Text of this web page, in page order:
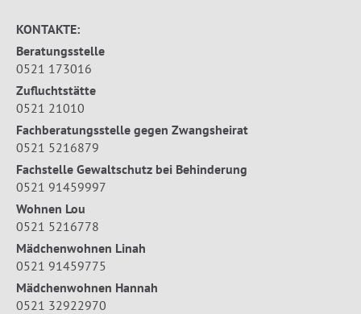
KONTAKTE:
Beratungsstelle
0521 173016
Zufluchtstätte
0521 21010
Fachberatungsstelle gegen Zwangsheirat
0521 5216879
Fachstelle Gewaltschutz bei Behinderung
0521 91459997
Wohnen Lou
0521 5216778
Mädchenwohnen Linah
0521 91459775
Mädchenwohnen Hannah
0521 32922970